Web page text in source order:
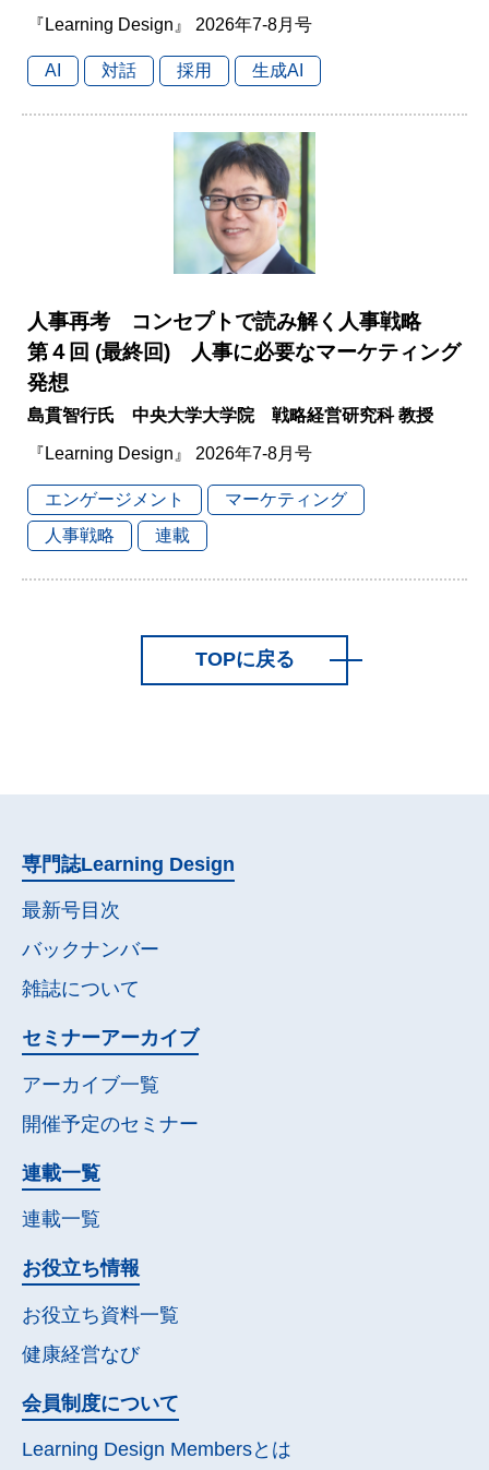
『Learning Design』 2026年7-8月号
AI 対話 採用 生成AI
人事再考 コンセプトで読み解く人事戦略
第４回 (最終回) 人事に必要なマーケティング
発想
島貫智行氏 中央大学大学院 戦略経営研究科 教授
『Learning Design』 2026年7-8月号
エンゲージメント
マーケティング
人事戦略
連載
TOPに戻る
専門誌Learning Design
最新号目次
バックナンバー
雑誌について
セミナーアーカイブ
アーカイブ一覧
開催予定のセミナー
連載一覧
連載一覧
お役立ち情報
お役立ち資料一覧
健康経営なび
会員制度について
Learning Design Membersとは